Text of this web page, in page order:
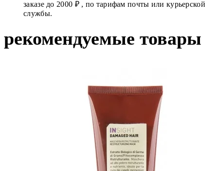
заказе до 2000 ₽ , по тарифам почты или курьерской
службы.
рекомендуемые товары